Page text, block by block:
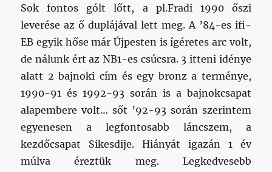
Sok fontos gólt lőtt, a pl.Fradi 1990 őszi
leverése az ő duplájával lett meg. A ’84-es ifi-
EB egyik hőse már Újpesten is ígéretes arc volt,
de nálunk ért az NB1-es csúcsra. 3 itteni idénye
alatt 2 bajnoki cím és egy bronz a terménye,
1990-91 és 1992-93 során is a bajnokcsapat
alapembere volt… sőt ’92-93 során szerintem
egyenesen a legfontosabb láncszem, a
kezdőcsapat Sikesdije. Hiányát igazán 1 év
múlva éreztük meg. Legkedvesebb